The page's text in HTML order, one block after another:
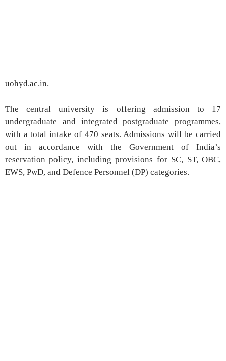
uohyd.ac.in.
The central university is offering admission to 17
undergraduate and integrated postgraduate programmes,
with a total intake of 470 seats. Admissions will be carried
out in accordance with the Government of India’s
reservation policy, including provisions for SC, ST, OBC,
EWS, PwD, and Defence Personnel (DP) categories.